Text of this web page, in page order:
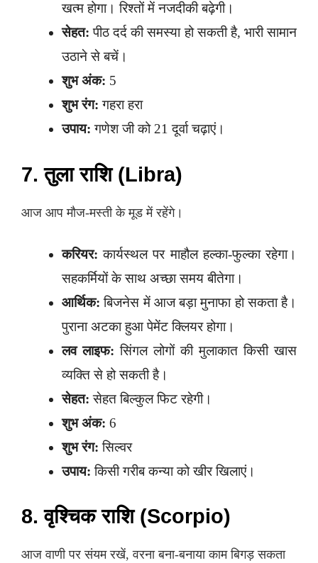
खत्म होगा। रिश्तों में नजदीकी बढ़ेगी।
सेहत: पीठ दर्द की समस्या हो सकती है, भारी सामान
उठाने से बचें।
शुभ अंक: 5
शुभ रंग: गहरा हरा
उपाय: गणेश जी को 21 दूर्वा चढ़ाएं।
7. तुला राशि (Libra)
आज आप मौज-मस्ती के मूड में रहेंगे।
करियर: कार्यस्थल पर माहौल हल्का-फुल्का रहेगा।
सहकर्मियों के साथ अच्छा समय बीतेगा।
आर्थिक: बिजनेस में आज बड़ा मुनाफा हो सकता है।
पुराना अटका हुआ पेमेंट क्लियर होगा।
लव लाइफ: सिंगल लोगों की मुलाकात किसी खास
व्यक्ति से हो सकती है।
सेहत: सेहत बिल्कुल फिट रहेगी।
शुभ अंक: 6
शुभ रंग: सिल्वर
उपाय: किसी गरीब कन्या को खीर खिलाएं।
8. वृश्चिक राशि (Scorpio)
आज वाणी पर संयम रखें, वरना बना-बनाया काम बिगड़ सकता